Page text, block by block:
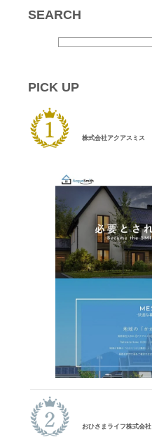
SEARCH
PICK UP
株式会社アクアスミス
おひさまライフ株式会社